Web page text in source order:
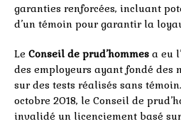
garanties renforcées, incluant
d’un témoin pour garantir la
Le Conseil de prud’hommes a eu
des employeurs ayant fondé des
sur des tests réalisés sans
octobre 2018, le Conseil de
invalidé un licenciement basé